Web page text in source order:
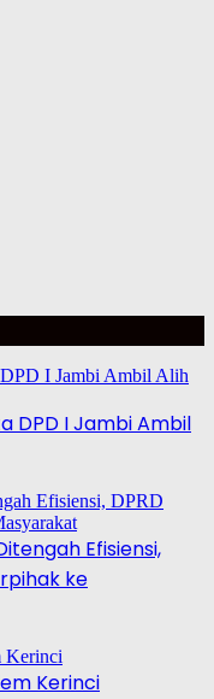
DPD I Jambi Ambil
Efisiensi,
ke
Kerinci